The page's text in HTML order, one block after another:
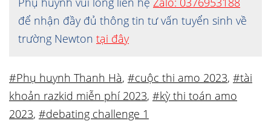
để nhận đầy đủ thông tin tư vấn tuyển sinh về
trường Newton tại đây
#Phụ huynh Thanh Hà, #cuộc thi amo 2023, #tài
khoản razkid miễn phí 2023, #kỳ thi toán amo
2023, #debating challenge 1